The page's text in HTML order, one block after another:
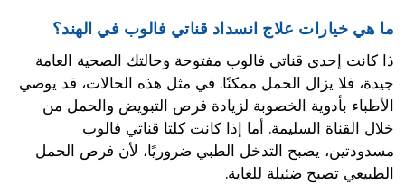
ما هي خيارات علاج انسداد قناتي فالوب في الهند؟
ذا كانت إحدى قناتي فالوب مفتوحة وحالتك الصحية العامة
جيدة، فلا يزال الحمل ممكنًا. في مثل هذه الحالات، قد يوصي
الأطباء بأدوية الخصوبة لزيادة فرص التبويض والحمل من
خلال القناة السليمة. أما إذا كانت كلتا قناتي فالوب
مسدودتين، يصبح التدخل الطبي ضروريًا، لأن فرص الحمل
الطبيعي تصبح ضئيلة للغاية.